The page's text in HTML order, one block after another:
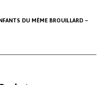
DU MÊME BROUILLARD –